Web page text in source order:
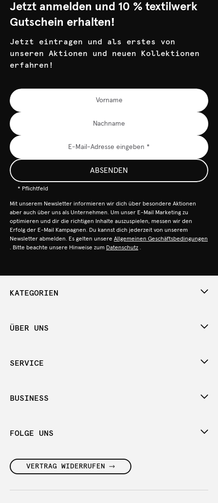
Jetzt anmelden und 10 % textilwerk
Gutschein erhalten!
Jetzt eintragen und als erstes von
unseren Aktionen und neuen Kollektionen
erfahren!
ABSENDEN
* Pflichtfeld
Mit unserem Newsletter informieren wir dich über besondere Aktionen
aber auch über uns als Unternehmen. Um unser E-Mail Marketing zu
optimieren und dir die richtigen Inhalte auszuspielen, messen wir den
Erfolg der E-Mail Kampagnen. Du kannst dich jederzeit von unserem
Newsletter abmelden. Es gelten unsere Allgemeinen Geschäftsbedingungen
. Bitte beachte unsere Hinweise zum Datenschutz .
KATEGORIEN
ÜBER UNS
SERVICE
BUSINESS
FOLGE UNS
VERTRAG WIDERRUFEN